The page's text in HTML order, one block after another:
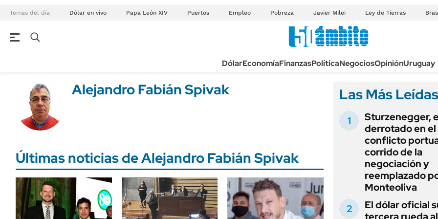
Temas del día Dólar en vivo Papa León XIV Puertos Empleo Pobreza Javier Milei Ley de Tierras
Banco de Datos
Campo
FINANZAS
Mercados
ÁMBITO DEBATE
MEDIAKIT AMBITO DEBATE
Real Estate
POLÍTICA
Municipios
URUGUAY
TECNOLOGÍA
DEPORTES
LIFESTYLE
AUTOS
EDICTOS
LICITACIONES
CUADROS
RECALL
ANUARIO 2025
EDICIÓN IMPRESA
DólarEconomíaFinanzasPolíticaNegociosOpiniónUruguay
Alejandro Fabián Spivak
Últimas noticias de Alejandro Fabián Spivak
Las Más Leídas
Sturzenegger,
derrotado en el
conflicto
corrido de la
negociación y
reemplazado
Monteoliva
El dólar oficial